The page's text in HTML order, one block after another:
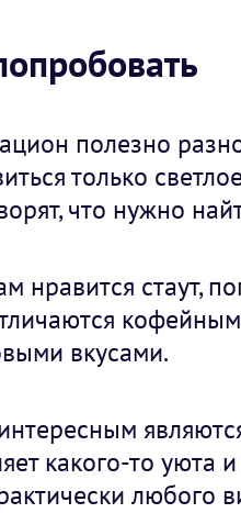
полезно
только
что нужно
нравится стаут,
вкусами.
какого-то уюта
любого